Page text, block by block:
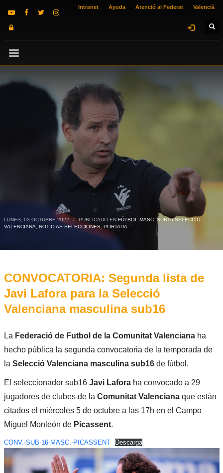
Intranet Ayuda Atenció al Federat Valencià
LUNES, 03 OCTUBRE 2022 / PUBLICADO EN FÚTBOL MASC. SUB16 SELECCIÓ
VALENCIANA
NOTICIAS SELECCIONES, PORTADA
CONVOCATORIA: Segunda lista de
Javi Lafora para la Selecció
Valenciana masculina sub16
La Federació de Futbol de la Comunitat Valenciana ha
hecho pública la segunda convocatoria de la temporada de
la Selecció Valenciana masculina sub16de fútbol.
El seleccionador sub16Javi Laforaha convocado a 29
jugadores de clubes de la Comunitat Valencianaque están
citados el miércoles 5 de octubre a las 17h en el Campo
Miguel Monleón de Picassent.
CONV.-SUB-16-MASC.-PICASSENT Descarga